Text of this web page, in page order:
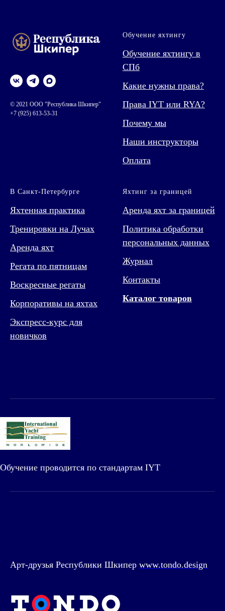
© 2021 ООО "Республика Шкипер"
+7 (925) 613-53-31
Обучение яхтингу
Обучение яхтингу в
СПб
Какие нужны права?
Права IYT или RYA?
Почему мы
Наши инструкторы
Оплата
В Санкт-Петербурге
Яхтенная практика
Тренировки на Лучах
Аренда яхт
Регата по пятницам
Воскресные регаты
Корпоративы на яхтах
Экспресс-курс для
новичков
Яхтинг за границей
Аренда яхт за границей
Политика обработки
персональных данных
Журнал
Контакты
Каталог товаров
Обучение проводится по стандартам IYT
Арт-друзья Республики Шкипер www.tondo.design